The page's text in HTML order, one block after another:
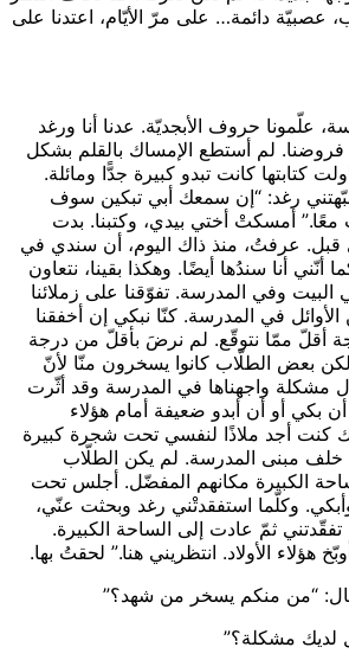
دائمة… على مرّ الأيّام، اعتدنا على
علّمونا حروف الأبجديّة. عدنا أنا ورغد
فروضنا. لم أستطع الإمساك بالقلم بشكل
كتابتها كانت تبدو كبيرة جدًّا ومائلة.
رغد: “إن سمعك أبي تبكين سوف
معًا.” أمسكتْ أختي بيدي، وكتبنا. بدت
عرفتُ، منذ ذاك اليوم، أن سندي في
أنّني أنا سندُها أيضًا. وهكذا بقينا، نتعاون
وفي المدرسة. تفوّقنا على زملائنا
في المدرسة. كنّا نبكي إن أخفقنا
أقلّ ممّا نتوقّع. لم نرضَ بأقلّ من درجة
بعض الطلّاب كانوا يسخرون منّا لأنّ
مشكلة واجهناها في المدرسة وقد أثّرت
بكي أو أن أبدو ضعيفة أمام هؤلاء
كنت أجد ملاذًا لنفسي تحت شجرة كبيرة
مبنى المدرسة. لم يكن الطلّاب
الكبيرة مكانهم المفضّل. أجلس تحت
وكلّما استفقدتْني رغد وبحثت عنّي،
ثمّ عادت إلى الساحة الكبيرة.
هؤلاء الأولاد. انتظريني هنا.” لحقتُ بها.
“من منكم يسخر من شهد؟”
لديك مشكلة؟”